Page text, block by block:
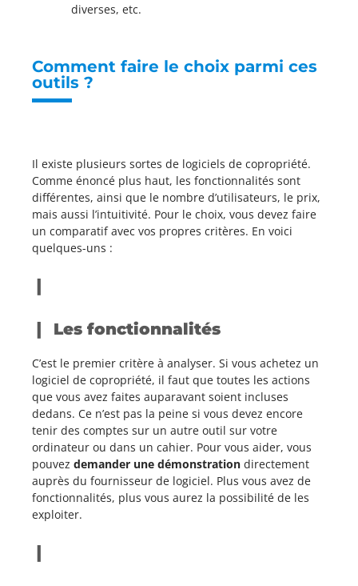
diverses, etc.
Comment faire le choix parmi ces
outils ?
Il existe plusieurs sortes de logiciels de copropriété.
Comme énoncé plus haut, les fonctionnalités sont
différentes, ainsi que le nombre d’utilisateurs, le prix,
mais aussi l’intuitivité. Pour le choix, vous devez faire
un comparatif avec vos propres critères. En voici
quelques-uns :
Les fonctionnalités
C’est le premier critère à analyser. Si vous achetez un
logiciel de copropriété, il faut que toutes les actions
que vous avez faites auparavant soient incluses
dedans. Ce n’est pas la peine si vous devez encore
tenir des comptes sur un autre outil sur votre
ordinateur ou dans un cahier. Pour vous aider, vous
pouvez demander une démonstration directement
auprès du fournisseur de logiciel. Plus vous avez de
fonctionnalités, plus vous aurez la possibilité de les
exploiter.